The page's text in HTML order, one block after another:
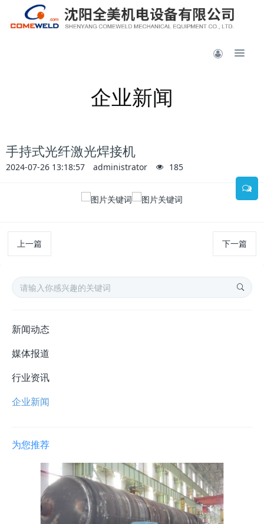
企业新闻
手持式光纤激光焊接机
2024-07-26 13:18:57 administrator 185
上一篇 下一篇
新闻动态
媒体报道
行业资讯
企业新闻
为您推荐